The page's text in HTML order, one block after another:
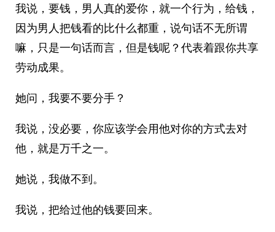
我说，要钱，男人真的爱你，就一个行为，给钱，
因为男人把钱看的比什么都重，说句话不无所谓
嘛，只是一句话而言，但是钱呢？代表着跟你共享
劳动成果。
她问，我要不要分手？
我说，没必要，你应该学会用他对你的方式去对
他，就是万千之一。
她说，我做不到。
我说，把给过他的钱要回来。